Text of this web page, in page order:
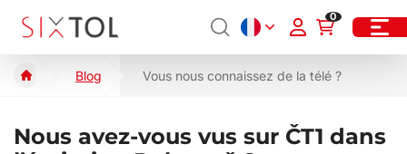
0
Blog Vous nous connaissez de la télé ?
Nous avez-vous vus sur ČT1 dans